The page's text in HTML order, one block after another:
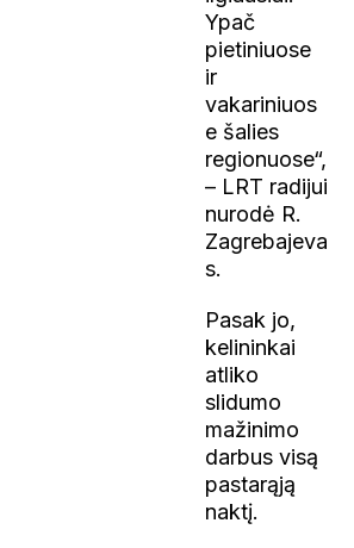
Ypač
pietiniuose
ir
vakariniuos
e šalies
regionuose“,
– LRT radijui
nurodė R.
Zagrebajeva
s.
Pasak jo,
kelininkai
atliko
slidumo
mažinimo
darbus visą
pastarąją
naktį.